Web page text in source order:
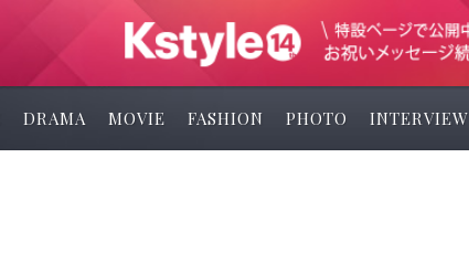
DRAMA MOVIE FASHION PHOTO INTERVIEW